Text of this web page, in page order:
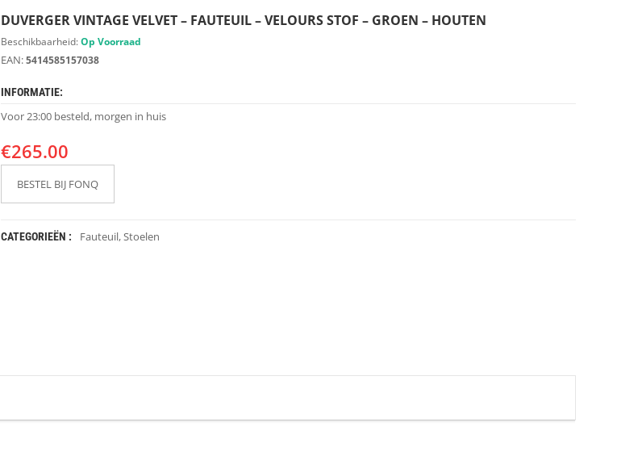
DUVERGER VINTAGE VELVET – FAUTEUIL – VELOURS STOF – GROEN – HOUTEN
Beschikbaarheid:Op Voorraad
EAN:5414585157038
INFORMATIE:
Voor 23:00 besteld, morgen in huis
€265.00
BESTEL BIJ FONQ
CATEGORIEËN : Fauteuil,Stoelen